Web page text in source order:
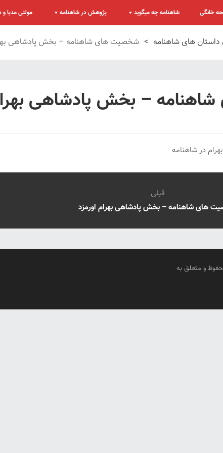
خانگی شاهنامه چه میگوید پژوهش در شاهنامه مولتی مدیا و
های شاهنامه > شخصیت های شاهنامه – بخش پادشاهی
– بخش پادشاهی بهرام
در شاهنامه
قبلی
های شاهنامه – بخش پادشاهی بهرام اورمزد
و متعلق به